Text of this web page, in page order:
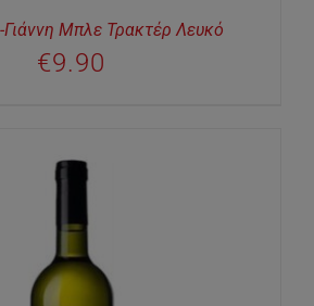
Μπλε Τρακτέρ Λευκό
€9.90